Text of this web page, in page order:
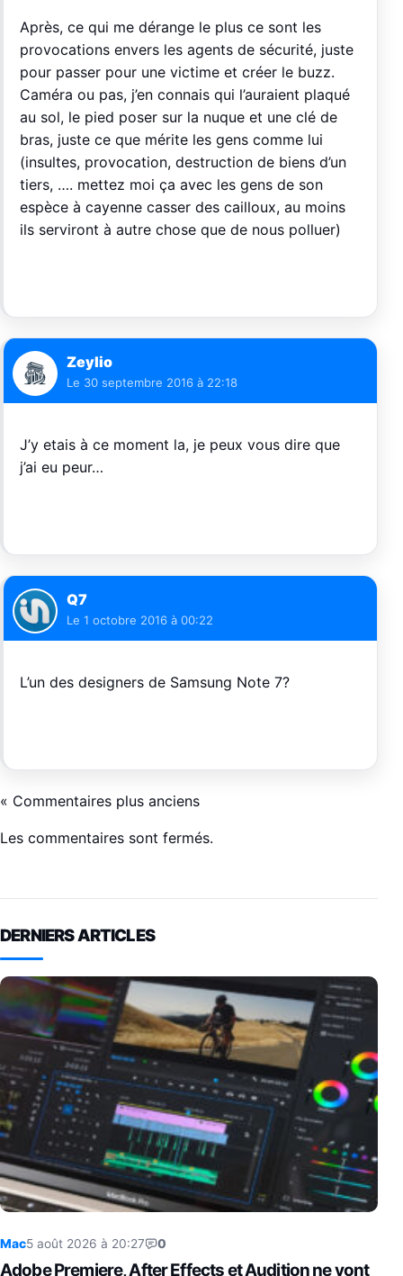
Après, ce qui me dérange le plus ce sont les
provocations envers les agents de sécurité, juste
pour passer pour une victime et créer le buzz.
Caméra ou pas, j’en connais qui l’auraient plaqué
au sol, le pied poser sur la nuque et une clé de
bras, juste ce que mérite les gens comme lui
(insultes, provocation, destruction de biens d’un
tiers, …. mettez moi ça avec les gens de son
espèce à cayenne casser des cailloux, au moins
ils serviront à autre chose que de nous polluer)
Zeylio
Le 30 septembre 2016 à 22:18
J’y etais à ce moment la, je peux vous dire que
j’ai eu peur…
Q7
Le 1 octobre 2016 à 00:22
L’un des designers de Samsung Note 7?
« Commentaires plus anciens
Les commentaires sont fermés.
DERNIERS ARTICLES
Mac5 août 2026 à 20:27 0
Adobe Premiere, After Effects et Audition ne vont